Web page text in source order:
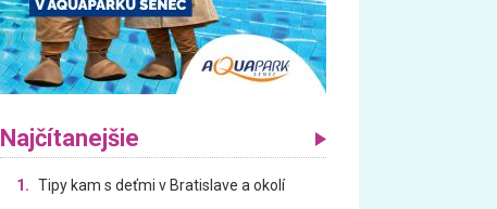
Najčítanejšie
1. Tipy kam s deťmi v Bratislave a okolí